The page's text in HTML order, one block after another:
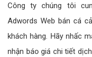
Công ty chúng tôi
Adwords Web bán cá
khách hàng. Hãy nhấc
nhận báo giá chi tiết